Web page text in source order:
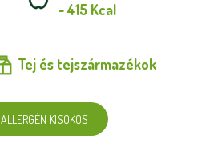
~ 415 Kcal
Tej és tejszármazékok
ALLERGÉN KISOKOS